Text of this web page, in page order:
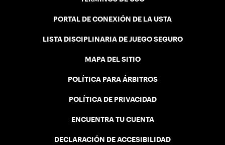
PORTAL DE CONEXIÓN DE LA USTA
LISTA DISCIPLINARIA DE JUEGO SEGURO
MAPA DEL SITIO
POLÍTICA PARA ÁRBITROS
POLÍTICA DE PRIVACIDAD
ENCUENTRA TU CUENTA
DECLARACIÓN DE ACCESIBILIDAD